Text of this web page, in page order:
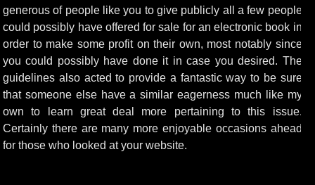
generous of people like you to give publicly all a few people
could possibly have offered for sale for an electronic book in
order to make some profit on their own, most notably since
you could possibly have done it in case you desired. The
guidelines also acted to provide a fantastic way to be sure
that someone else have a similar eagerness much like my
own to learn great deal more pertaining to this issue.
Certainly there are many more enjoyable occasions ahead
for those who looked at your website.